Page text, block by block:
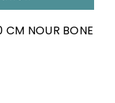
CM NOUR BONE